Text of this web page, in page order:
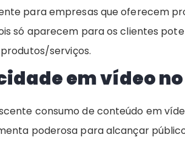
para empresas que oferecem
só aparecem para os clientes
serviços.
em vídeo
consumo de conteúdo em
poderosa para alcançar